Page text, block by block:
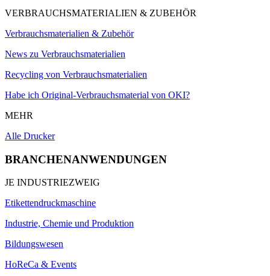
VERBRAUCHSMATERIALIEN & ZUBEHÖR
Verbrauchsmaterialien & Zubehör
News zu Verbrauchsmaterialien
Recycling von Verbrauchsmaterialien
Habe ich Original-Verbrauchsmaterial von OKI?
MEHR
Alle Drucker
BRANCHENANWENDUNGEN
JE INDUSTRIEZWEIG
Etikettendruckmaschine
Industrie, Chemie und Produktion
Bildungswesen
HoReCa & Events